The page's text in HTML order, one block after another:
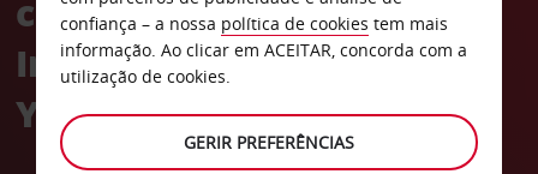
carros Aeroporto
Internacional Bozeman
Yellowstone
confiança – a nossa política de cookies tem mais
informação. Ao clicar em ACEITAR, concorda com a
utilização de cookies.
GERIR PREFERÊNCIAS